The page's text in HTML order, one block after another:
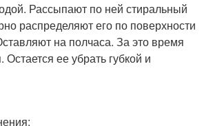
Рассыпают по ней стиральный
распределяют его по поверхности
на полчаса. За это время
Остается ее убрать губкой и